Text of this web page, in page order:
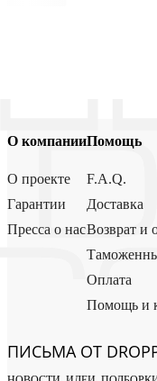
О компании
О проекте
Гарантии
Пресса о нас
Помощь
F.A.Q.
Доставка
Возврат и
Оплата
Помощь и
ПИСЬМА ОТ